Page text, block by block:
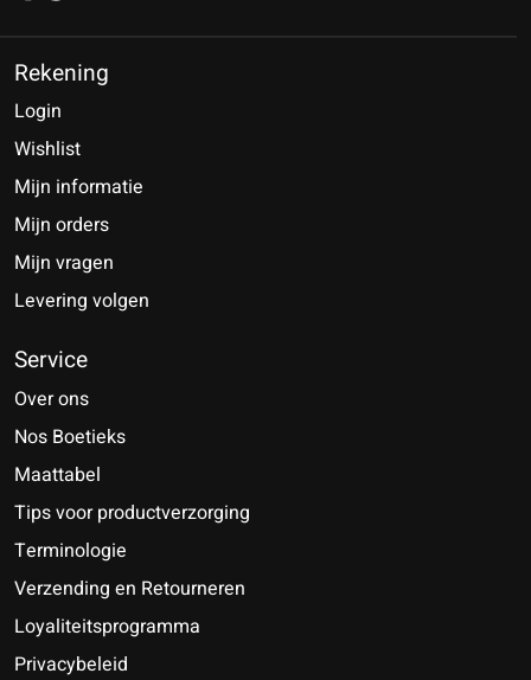
Rekening
Login
Wishlist
Mijn informatie
Mijn orders
Mijn vragen
Levering volgen
Service
Over ons
Nos Boetieks
Maattabel
Tips voor productverzorging
Terminologie
Verzending en Retourneren
Loyaliteitsprogramma
Privacybeleid